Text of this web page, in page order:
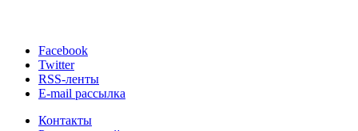
Facebook
Twitter
RSS-ленты
E-mail рассылка
Контакты